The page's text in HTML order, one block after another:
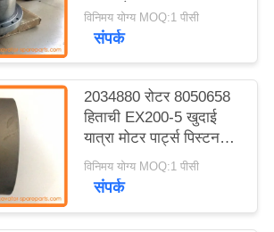
यात्रा मोटर प्रकरण
विनिमय योग्य MOQ:1 पीसी
संपर्क
2034880 रोटर 8050658
हिताची EX200-5 खुदाई
यात्रा मोटर पार्ट्स पिस्टन
जूता
विनिमय योग्य MOQ:1 पीसी
संपर्क